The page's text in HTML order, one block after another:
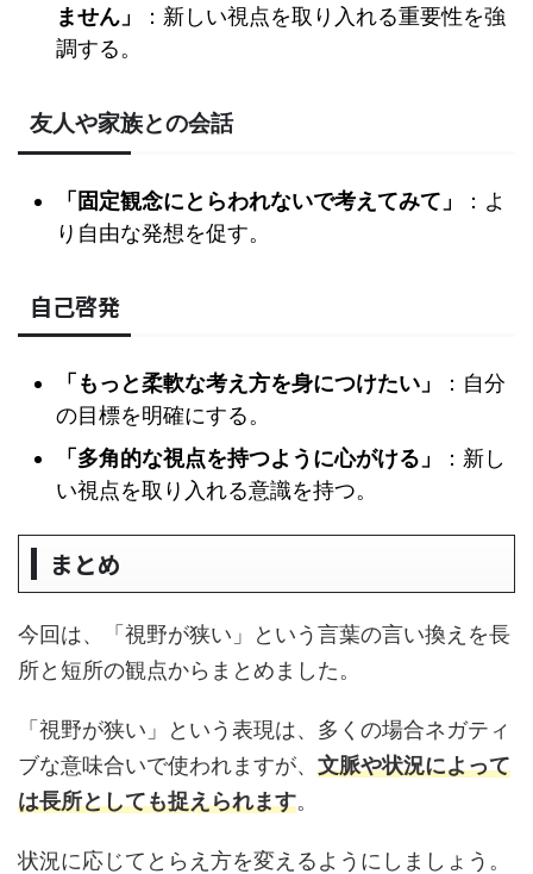
ません」
：新しい視点を取り入れる重要性を強
調する。
友人や家族との会話
「固定観念にとらわれないで考えてみて」
：よ
り自由な発想を促す。
自己啓発
「もっと柔軟な考え方を身につけたい」
：自分
の目標を明確にする。
「多角的な視点を持つように心がける」
：新し
い視点を取り入れる意識を持つ。
まとめ
今回は、「視野が狭い」という言葉の言い換えを長
所と短所の観点からまとめました。
「視野が狭い」という表現は、多くの場合ネガティ
ブな意味合いで使われますが、 文脈や状況によって
は長所としても捉えられます。
状況に応じてとらえ方を変えるようにしましょう。